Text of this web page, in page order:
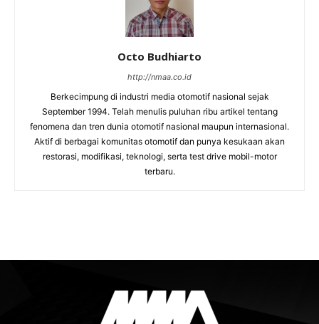
Octo Budhiarto
http://nmaa.co.id
Berkecimpung di industri media otomotif nasional sejak
September 1994. Telah menulis puluhan ribu artikel tentang
fenomena dan tren dunia otomotif nasional maupun internasional.
Aktif di berbagai komunitas otomotif dan punya kesukaan akan
restorasi, modifikasi, teknologi, serta test drive mobil-motor
terbaru.